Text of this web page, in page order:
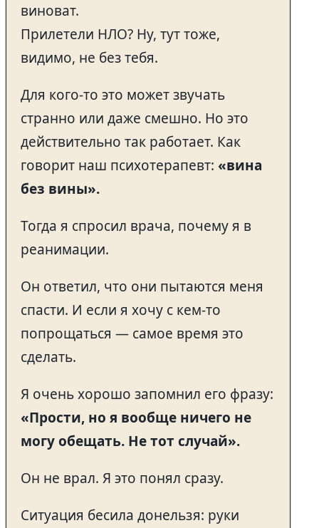
виноват.
Прилетели НЛО? Ну, тут тоже,
видимо, не без тебя.
Для кого-то это может звучать
странно или даже смешно. Но это
действительно так работает. Как
говорит наш психотерапевт: «вина
без вины».
Тогда я спросил врача, почему я в
реанимации.
Он ответил, что они пытаются меня
спасти. И если я хочу с кем-то
попрощаться — самое время это
сделать.
Я очень хорошо запомнил его фразу:
«Прости, но я вообще ничего не
могу обещать. Не тот случай».
Он не врал. Я это понял сразу.
Ситуация бесила донельзя: руки